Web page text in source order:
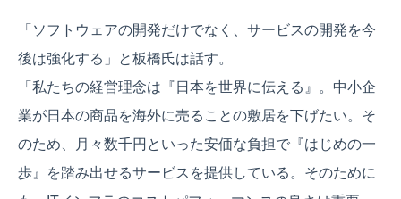
「ソフトウェアの開発だけでなく、サービスの開発を今
後は強化する」と板橋氏は話す。
「私たちの経営理念は『日本を世界に伝える』。中小企
業が日本の商品を海外に売ることの敷居を下げたい。そ
のため、月々数千円といった安価な負担で『はじめの一
歩』を踏み出せるサービスを提供している。そのために